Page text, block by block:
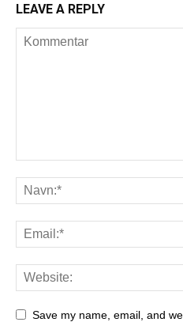
LEAVE A REPLY
Save my name, email, and